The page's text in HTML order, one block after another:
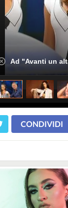
Ad "Avanti un
CONDIVIDI